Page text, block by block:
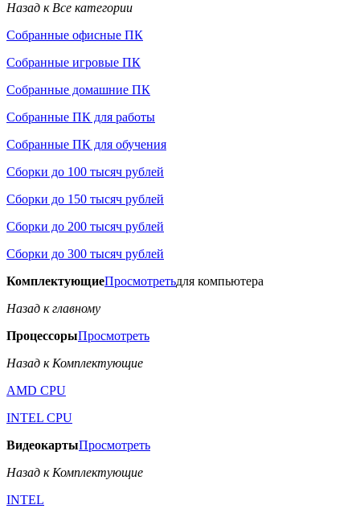
Назад к Все категории
Собранные офисные ПК
Собранные игровые ПК
Собранные домашние ПК
Собранные ПК для работы
Собранные ПК для обучения
Сборки до 100 тысяч рублей
Сборки до 150 тысяч рублей
Сборки до 200 тысяч рублей
Сборки до 300 тысяч рублей
КомплектующиеПросмотретьдля компьютера
Назад к главному
ПроцессорыПросмотреть
Назад к Комплектующие
AMD CPU
INTEL CPU
ВидеокартыПросмотреть
Назад к Комплектующие
INTEL